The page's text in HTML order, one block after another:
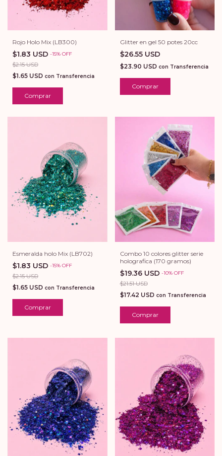
Rojo Holo Mix (LB300)
$1.83 USD -15% OFF
$2.15 USD
$1.65 USD con Transferencia
Comprar
Glitter en gel 50 potes 20cc
$26.55 USD
$23.90 USD con Transferencia
Esmeralda holo Mix (LB702)
$1.83 USD -15% OFF
$2.15 USD
$1.65 USD con Transferencia
Comprar
Combo 10 colores glitter serie
holografica (170 gramos)
$19.36 USD -10% OFF
$21.51 USD
$17.42 USD con Transferencia